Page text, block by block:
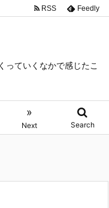
っていくなかで感じたこ
»
Next Search
RSS Feedly